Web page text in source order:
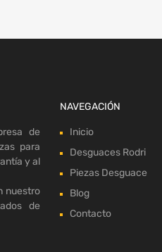
de
para
y al
nuestro
de
NAVEGACIÓN
Inicio
Desguaces Rodri
Piezas Desguace
Blog
Contacto